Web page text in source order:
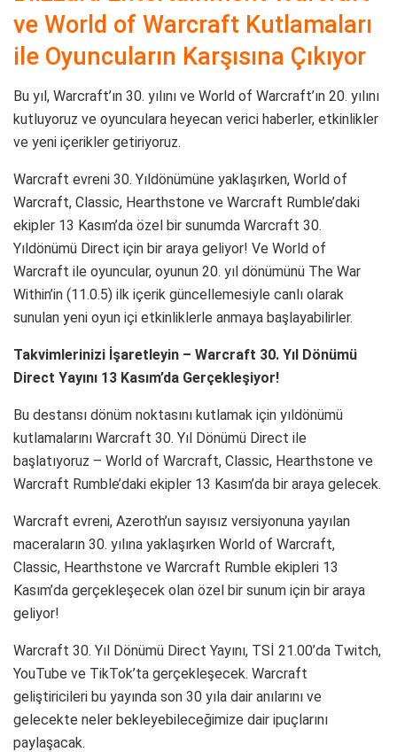
ve World of Warcraft Kutlamaları
ile Oyuncuların Karşısına Çıkıyor
Bu yıl, Warcraft’ın 30. yılını ve World of Warcraft’ın 20. yılını
kutluyoruz ve oyunculara heyecan verici haberler, etkinlikler
ve yeni içerikler getiriyoruz.
Warcraft evreni 30. Yıldönümüne yaklaşırken, World of
Warcraft, Classic, Hearthstone ve Warcraft Rumble’daki
ekipler 13 Kasım’da özel bir sunumda Warcraft 30.
Yıldönümü Direct için bir araya geliyor! Ve World of
Warcraft ile oyuncular, oyunun 20. yıl dönümünü The War
Within’in (11.0.5) ilk içerik güncellemesiyle canlı olarak
sunulan yeni oyun içi etkinliklerle anmaya başlayabilirler.
Takvimlerinizi İşaretleyin – Warcraft 30. Yıl Dönümü
Direct Yayını 13 Kasım’da Gerçekleşiyor!
Bu destansı dönüm noktasını kutlamak için yıldönümü
kutlamalarını Warcraft 30. Yıl Dönümü Direct ile
başlatıyoruz – World of Warcraft, Classic, Hearthstone ve
Warcraft Rumble’daki ekipler 13 Kasım’da bir araya gelecek.
Warcraft evreni, Azeroth’un sayısız versiyonuna yayılan
maceraların 30. yılına yaklaşırken World of Warcraft,
Classic, Hearthstone ve Warcraft Rumble ekipleri 13
Kasım’da gerçekleşecek olan özel bir sunum için bir araya
geliyor!
Warcraft 30. Yıl Dönümü Direct Yayını, TSİ 21.00’da Twitch,
YouTube ve TikTok’ta gerçekleşecek. Warcraft
geliştiricileri bu yayında son 30 yıla dair anılarını ve
gelecekte neler bekleyebileceğimize dair ipuçlarını
paylaşacak.